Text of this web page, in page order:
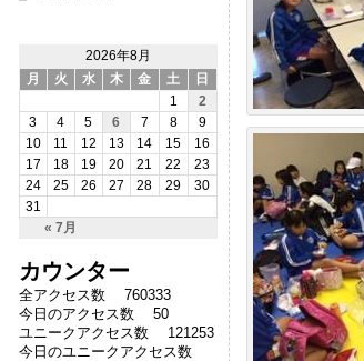
2026年8月
月
火 水 木 金 土 日
« 7月
1
2
3
4 5 6 7 8
9
10
11 12 13 14 15
16
17
18 19 20 21 22
23
24
25 26 27 28 29
30
31
カウンター
全アクセス数 760333
今日のアクセス数 50
ユニークアクセス数 121253
今日のユニークアクセス数